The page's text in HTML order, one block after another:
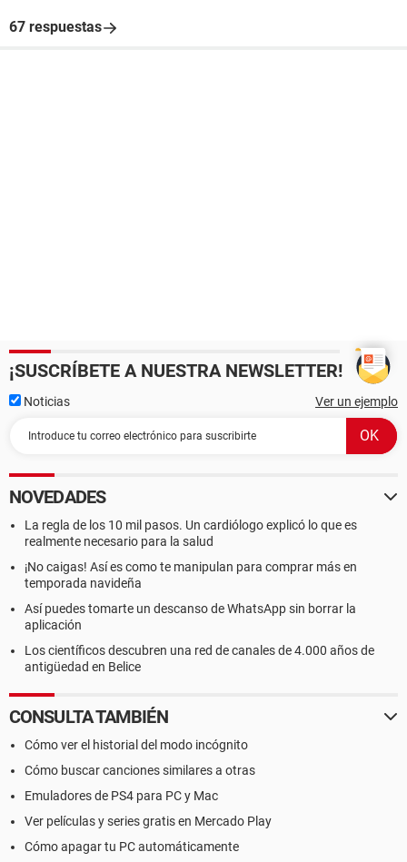
67 respuestas
¡SUSCRÍBETE A NUESTRA NEWSLETTER!
Noticias Ver un ejemplo
NOVEDADES
La regla de los 10 mil pasos. Un cardiólogo explicó lo que es
realmente necesario para la salud
¡No caigas! Así es como te manipulan para comprar más en
temporada navideña
Así puedes tomarte un descanso de WhatsApp sin borrar la
aplicación
Los científicos descubren una red de canales de 4.000 años de
antigüedad en Belice
CONSULTA TAMBIÉN
Cómo ver el historial del modo incógnito
Cómo buscar canciones similares a otras
Emuladores de PS4 para PC y Mac
Ver películas y series gratis en Mercado Play
Cómo apagar tu PC automáticamente